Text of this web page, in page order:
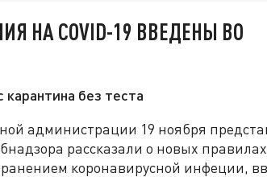
НА COVID-19 ВВЕДЕНЫ ВО
без теста
администрации 19 ноября
рассказали о новых
коронавирусной инфеции,